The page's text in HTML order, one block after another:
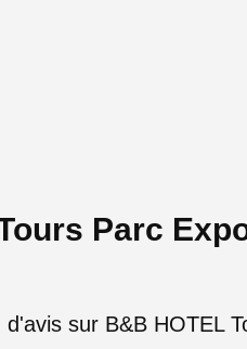
Parc
sur B&B HOTEL